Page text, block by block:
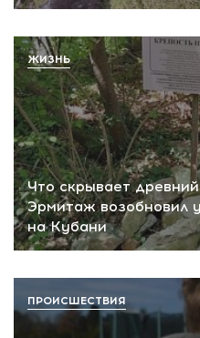
Что скрывает
Эрмитаж возобновил
на Кубани
ЖИЗНЬ
ПРОИСШЕСТВИЯ